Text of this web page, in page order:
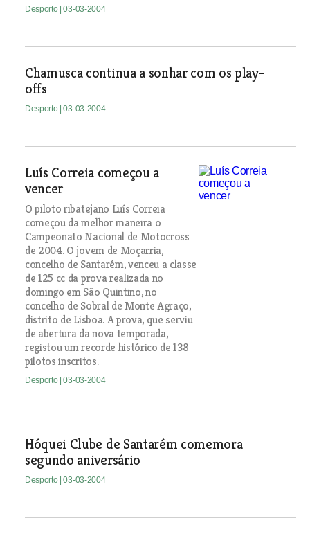
Desporto | 03-03-2004
Chamusca continua a sonhar com os play-
offs
Desporto | 03-03-2004
Luís Correia começou a
vencer
O piloto ribatejano Luís Correia
começou da melhor maneira o
Campeonato Nacional de Motocross
de 2004. O jovem de Moçarria,
concelho de Santarém, venceu a classe
de 125 cc da prova realizada no
domingo em São Quintino, no
concelho de Sobral de Monte Agraço,
distrito de Lisboa. A prova, que serviu
de abertura da nova temporada,
registou um recorde histórico de 138
pilotos inscritos.
Desporto | 03-03-2004
Hóquei Clube de Santarém comemora
segundo aniversário
Desporto | 03-03-2004